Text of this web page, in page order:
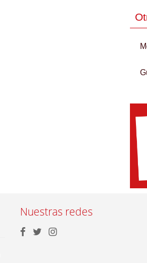
Nuestras redes